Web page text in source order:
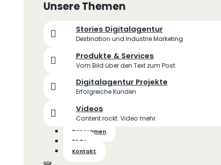
Unsere Themen
Stories Digitalagentur
Destination und Industrie Marketing
Produkte & Services
Vom Bild über den Text zum Post
Digitalagentur Projekte
Erfolgreiche Kunden
Videos
Content rockt. Video mehr.
Panoramen
FAQs
Kontakt